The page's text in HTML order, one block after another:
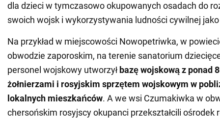
dla dzieci w tymczasowo okupowanych osadach do
swoich wojsk i wykorzystywania ludności cywilnej
Na przykład w miejscowości Nowopetriwka, w
obwodzie zaporoskim, na terenie sanatorium
personel wojskowy utworzył bazę wojskową z ponad
żołnierzami i rosyjskim sprzętem wojskowym w
lokalnych mieszkańców. A we wsi Czumakiwka w
chersońskim rosyjscy okupanci przekształcili ośrodek